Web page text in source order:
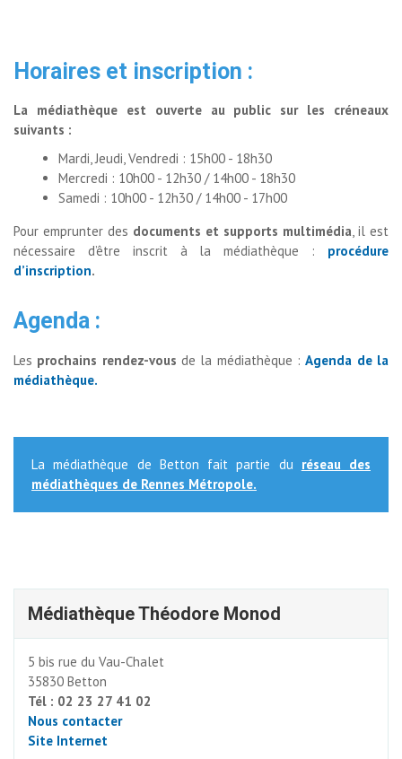
Horaires et inscription :
La médiathèque est ouverte au public sur les créneaux
suivants :
Mardi, Jeudi, Vendredi : 15h00 - 18h30
Mercredi : 10h00 - 12h30 / 14h00 - 18h30
Samedi : 10h00 - 12h30 / 14h00 - 17h00
Pour emprunter des documents et supports multimédia, il est
nécessaire d’être inscrit à la médiathèque : procédure
d’inscription.
Agenda :
Les prochains rendez-vous de la médiathèque : Agenda de la
médiathèque.
La médiathèque de Betton fait partie du réseau des
médiathèques de Rennes Métropole.
Médiathèque Théodore Monod
5 bis rue du Vau-Chalet
35830 Betton
Tél : 02 23 27 41 02
Nous contacter
Site Internet